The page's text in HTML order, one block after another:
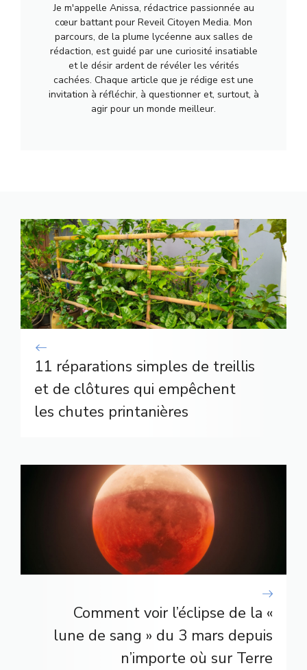
Je m'appelle Anissa, rédactrice passionnée au
cœur battant pour Reveil Citoyen Media. Mon
parcours, de la plume lycéenne aux salles de
rédaction, est guidé par une curiosité insatiable
et le désir ardent de révéler les vérités
cachées. Chaque article que je rédige est une
invitation à réfléchir, à questionner et, surtout, à
agir pour un monde meilleur.
11 réparations simples de treillis
et de clôtures qui empêchent
les chutes printanières
Comment voir l’éclipse de la «
lune de sang » du 3 mars depuis
n’importe où sur Terre